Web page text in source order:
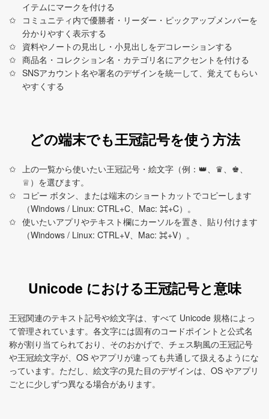
イテムにマークを付ける
コミュニティ内で優勝者・リーダー・ピックアップメンバーを
分かりやすく表示する
資料やノートの見出し・小見出しをデコレーションする
商品名・コレクション名・カテゴリ名にアクセントを付ける
SNSアカウント名や署名のデザインを統一して、覚えてもらい
やすくする
どの端末でも王冠記号を使う方法
上の一覧から使いたい王冠記号・絵文字（例：👑、♛、♚、
♕）を選びます。
コピー ボタン、または端末のショートカットでコピーします
（Windows / Linux: CTRL+C、Mac: ⌘+C）。
使いたいアプリやテキスト欄にカーソルを置き、貼り付けます
（Windows / Linux: CTRL+V、Mac: ⌘+V）。
Unicode における王冠記号と意味
王冠関連のテキスト記号や絵文字は、すべて Unicode 規格によっ
て管理されています。各文字には固有のコードポイントと公式名
称が割り当てられており、そのおかげで、チェス駒風の王冠記号
や王冠絵文字が、OS やアプリが違っても共通して扱えるようにな
っています。ただし、絵文字の見た目のデザインは、OS やアプリ
ごとに少しずつ異なる場合があります。